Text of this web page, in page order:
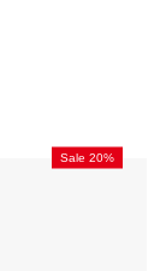
Sale 20%